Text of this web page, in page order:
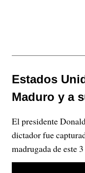
Estados
Maduro y a
El presidente
dictador fue
madrugada de este